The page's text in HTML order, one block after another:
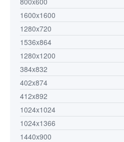
1600x1600
1280x720
1536x864
1280x1200
384x832
402x874
412x892
1024x1024
1024x1366
1440x900